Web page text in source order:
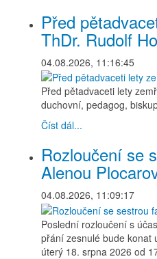
Před
ThDr. Rudolf
04.08.2026, 11:16:45
Před pětadvaceti lety
duchovní, pedagog,
Číst dál...
Rozloučení se
Alenou
04.08.2026, 11:09:17
Poslední rozloučení s
přání zesnulé bude konat
úterý 18. srpna 2026 od